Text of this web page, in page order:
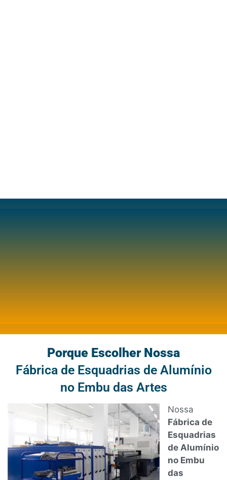
Porque Escolher Nossa
Fábrica de Esquadrias de Alumínio
no Embu das Artes
Nossa
Fábrica de
Esquadrias
de Alumínio
no Embu
das